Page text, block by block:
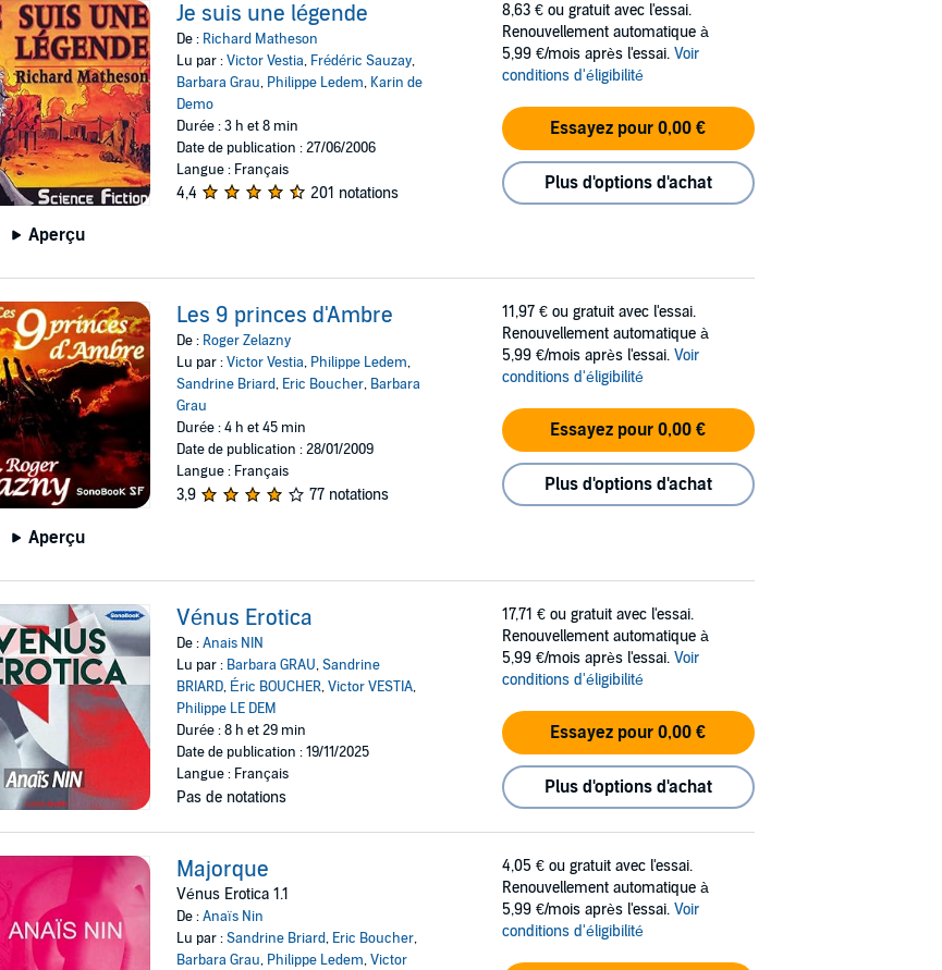
Aperçu
Je suis une légende
De : Richard Matheson
Lu par :Victor Vestia, Frédéric Sauzay,
Barbara Grau, Philippe Ledem, Karin de
Demo
Durée : 3 h et 8 min
Date de publication : 27/06/2006
Langue : Français
4,4 201 notations
8,63 € ou gratuit avec l'essai.
Renouvellement automatique à
5,99 €/mois après l'essai. Voir
conditions d'éligibilité
Essayez pour 0,00 €
Plus d'options d'achat
Aperçu
Les 9 princes d'Ambre
De : Roger Zelazny
Lu par :Victor Vestia, Philippe Ledem,
Sandrine Briard, Eric Boucher, Barbara
Grau
Durée : 4 h et 45 min
Date de publication : 28/01/2009
Langue : Français
3,9 77 notations
11,97 € ou gratuit avec l'essai.
Renouvellement automatique à
5,99 €/mois après l'essai. Voir
conditions d'éligibilité
Essayez pour 0,00 €
Plus d'options d'achat
Vénus Erotica
De :Anais NIN
Lu par : Barbara GRAU,Sandrine
BRIARD, Éric BOUCHER,Victor VESTIA,
Philippe LE DEM
Durée : 8 h et 29 min
Date de publication : 19/11/2025
Langue : Français
Pas de notations
17,71 € ou gratuit avec l'essai.
Renouvellement automatique à
5,99 €/mois après l'essai. Voir
conditions d'éligibilité
Essayez pour 0,00 €
Plus d'options d'achat
Majorque
Vénus Erotica 1.1
De :Anaïs Nin
Lu par :Sandrine Briard, Eric Boucher,
Barbara Grau, Philippe Ledem,Victor
4,05 € ou gratuit avec l'essai.
Renouvellement automatique à
5,99 €/mois après l'essai. Voir
conditions d'éligibilité